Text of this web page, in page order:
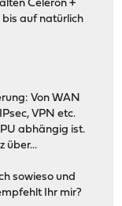
Celeron +
auf natürlich
Von WAN
VPN etc.
abhängig ist.
über...
sowieso und
Ihr mir?